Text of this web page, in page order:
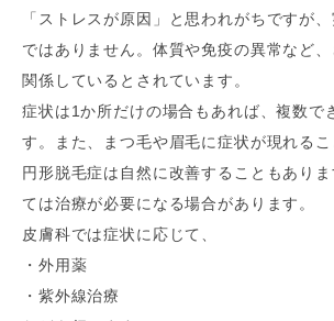
「ストレスが原因」と思われがちですが
ではありません。体質や免疫の異常など
関係しているとされています。
症状は1か所だけの場合もあれば、複数で
す。また、まつ毛や眉毛に症状が現れるこ
円形脱毛症は自然に改善することもあり
ては治療が必要になる場合があります。
皮膚科では症状に応じて、
・外用薬
・紫外線治療